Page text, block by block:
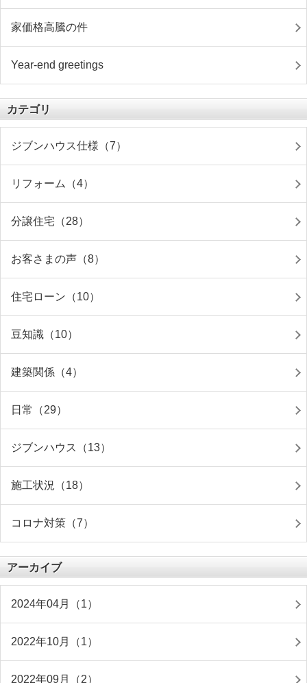
家価格高騰の件
Year-end greetings
カテゴリ
ジブンハウス仕様（7）
リフォーム（4）
分譲住宅（28）
お客さまの声（8）
住宅ローン（10）
豆知識（10）
建築関係（4）
日常（29）
ジブンハウス（13）
施工状況（18）
コロナ対策（7）
アーカイブ
2024年04月（1）
2022年10月（1）
2022年09月（2）